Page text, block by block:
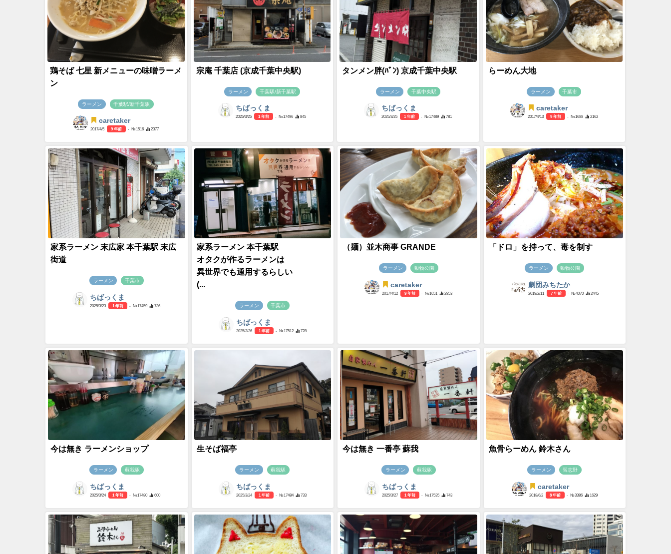
鶏そば 七星 新メニューの味噌ラーメ
ン
ラーメン 千葉駅/新千葉駅
caretaker
2017/4/5 9 年前 - №1516 2377
宗庵 千葉店 (京成千葉中央駅)
ラーメン 千葉駅/新千葉駅
ちばっくま
2025/3/25 1 年前 - №17496 845
タンメン胖(ﾊﾞﾝ) 京成千葉中央駅
ラーメン 千葉中央駅
ちばっくま
2025/3/25 1 年前 - №17489 781
らーめん大地
ラーメン 千葉市
caretaker
2017/4/13 9 年前 - №1688 2162
家系ラーメン 末広家 本千葉駅 末広
街道
ラーメン 千葉市
ちばっくま
2025/3/23 1 年前 - №17459 736
家系ラーメン 本千葉駅
オタクが作るラーメンは
異世界でも通用するらしい
(...
ラーメン 千葉市
ちばっくま
2025/3/26 1 年前 - №17512 728
（麺）並木商事 GRANDE
ラーメン 動物公園
caretaker
2017/4/12 9 年前 - №1651 2853
「ドロ」を持って、毒を制す
ラーメン 動物公園
劇団みちたか
2019/2/11 7 年前 - №4070 2445
今は無き ラーメンショップ
ラーメン 蘇我駅
ちばっくま
2025/3/24 1 年前 - №17480 600
生そば福亭
ラーメン 蘇我駅
ちばっくま
2025/3/24 1 年前 - №17484 733
今は無き 一番亭 蘇我
ラーメン 蘇我駅
ちばっくま
2025/3/27 1 年前 - №17535 743
魚骨らーめん 鈴木さん
ラーメン 習志野
caretaker
2018/6/2 8 年前 - №3386 1629